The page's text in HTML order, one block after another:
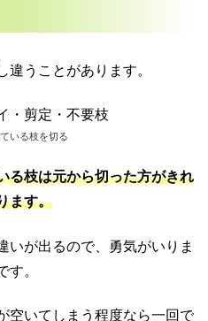
うことがあります。
いる枝を切る
る枝は元から切った方がきれ
ます。
いが出るので、勇気がいりま
す。
空いてしまう程度なら一回で